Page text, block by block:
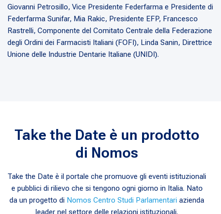
Giovanni Petrosillo, Vice Presidente Federfarma e Presidente di
Federfarma Sunifar, Mia Rakic, Presidente EFP, Francesco
Rastrelli, Componente del Comitato Centrale della Federazione
degli Ordini dei Farmacisti Italiani (FOFI), Linda Sanin, Direttrice
Unione delle Industrie Dentarie Italiane (UNIDI).
Take the Date è un prodotto
di Nomos
Take the Date è il portale che promuove gli eventi istituzionali
e pubblici di rilievo che si tengono ogni giorno in Italia. Nato
da un progetto di Nomos Centro Studi Parlamentari azienda
leader nel settore delle relazioni istituzionali.